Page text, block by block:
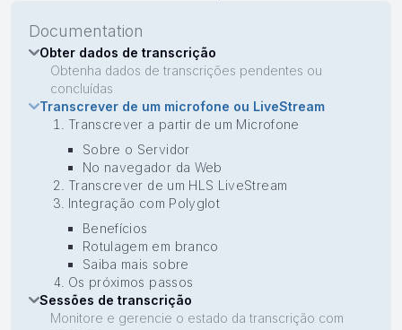
Documentation
Obter dados de transcrição
Obtenha dados de transcrições pendentes ou
concluídas
Transcrever de um microfone ou LiveStream
Transcrever a partir de um Microfone
Sobre o Servidor
No navegador da Web
Transcrever de um HLS LiveStream
Integração com Polyglot
Benefícios
Rotulagem em branco
Saiba mais sobre
Os próximos passos
Sessões de transcrição
Monitore e gerencie o estado da transcrição com